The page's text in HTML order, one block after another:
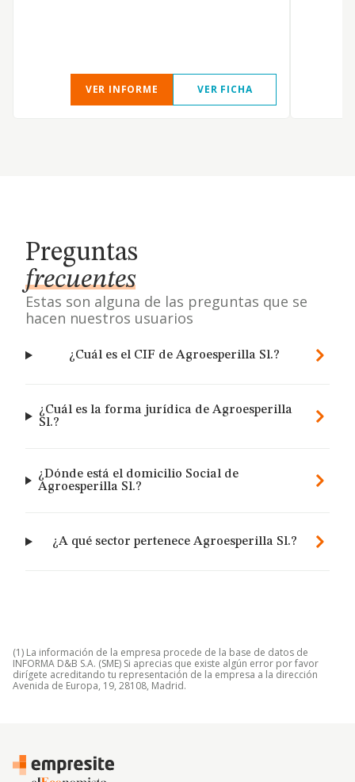
VER INFORME VER FICHA
Preguntas
frecuentes
Estas son alguna de las preguntas que se
hacen nuestros usuarios
¿Cuál es el CIF de Agroesperilla Sl.?
¿Cuál es la forma jurídica de Agroesperilla
Sl.?
¿Dónde está el domicilio Social de
Agroesperilla Sl.?
¿A qué sector pertenece Agroesperilla Sl.?
(1) La información de la empresa procede de la base de datos de
INFORMA D&B S.A. (SME) Si aprecias que existe algún error por favor
dirígete acreditando tu representación de la empresa a la dirección
Avenida de Europa, 19, 28108, Madrid.